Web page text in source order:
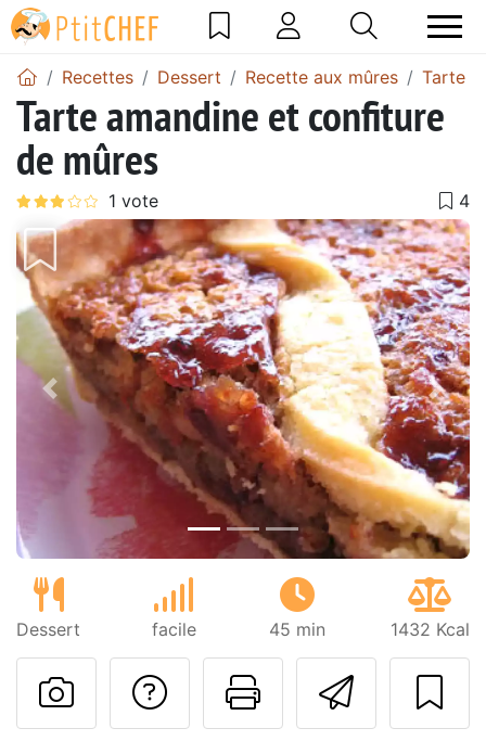
Recettes Dessert Recette aux mûres Tarte
Tarte amandine et confiture
de mûres
Précédent
Dessert facile 45 min 1432 Kcal
Imprimer
Poser une